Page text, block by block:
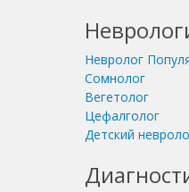
Невролог
Сомнолог
Вегетолог
Цефалголог
Детский